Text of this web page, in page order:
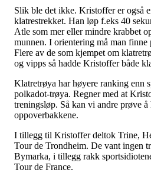
Slik ble det ikke. Kristoffer er også
klatrestrekket. Han løp f.eks 40
Atle som mer eller mindre krabbet
munnen. I orientering må man finne
Flere av de som kjempet om
og vipps så hadde Kristoffer både
Klatretrøya har høyere ranking enn
polkadot-trøya. Regner med at
treningsløp. Så kan vi andre prøve å
oppoverbakkene.
I tillegg til Kristoffer deltok Trine,
Tour de Trondheim. De vant ingen
Bymarka, i tillegg rakk
Tour de France.